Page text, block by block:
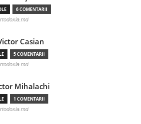
6 COMENTARII
Casian
5 COMENTARII
Mihalachi
1 COMENTARII